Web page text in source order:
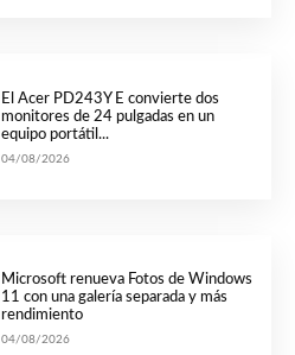
El Acer PD243Y E convierte dos
monitores de 24 pulgadas en un
equipo portátil...
04/08/2026
Microsoft renueva Fotos de Windows
11 con una galería separada y más
rendimiento
04/08/2026